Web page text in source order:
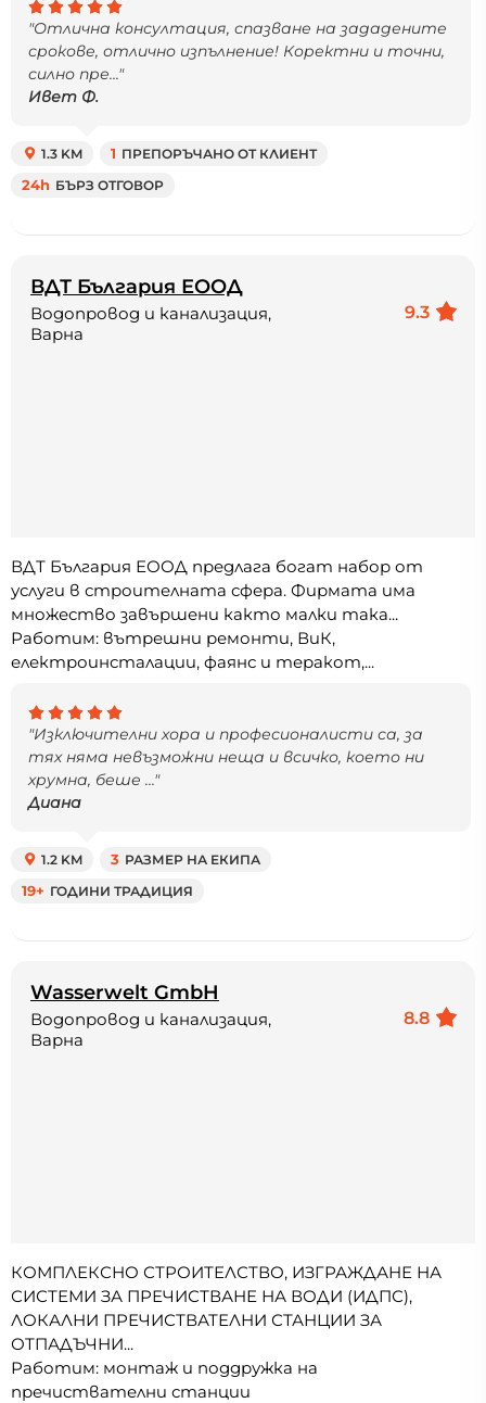
"Отлична консултация, спазване на зададените
срокове, отлично изпълнение! Коректни и точни,
силно пре..."
Ивет Ф.
1.3 KM 1 ПРЕПОРЪЧАНО ОТ КЛИЕНТ
24h БЪРЗ ОТГОВОР
ВДТ България ЕООД
9.3
Водопровод и канализация,
Варна
ВДТ България ЕООД предлага богат набор от
услуги в строителната сфера. Фирмата има
множество завършени както малки така...
Работим: вътрешни ремонти, ВиК,
електроинсталации, фаянс и теракот,...
"Изключителни хора и професионалисти са, за
тях няма невъзможни неща и всичко, което ни
хрумна, беше ..."
Диана
1.2 KM 3 РАЗМЕР НА ЕКИПА
19+ ГОДИНИ ТРАДИЦИЯ
Wasserwelt GmbH
8.8
Водопровод и канализация,
Варна
КОМПЛЕКСНО СТРОИТЕЛСТВО, ИЗГРАЖДАНЕ НА
СИСТЕМИ ЗА ПРЕЧИСТВАНЕ НА ВОДИ (ИДПС),
ЛОКАЛНИ ПРЕЧИСТВАТЕЛНИ СТАНЦИИ ЗА
ОТПАДЪЧНИ...
Работим: монтаж и поддружка на
пречиствателни станции